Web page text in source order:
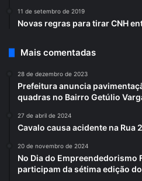
11 de setembro de 2019
Novas regras para tirar CNH
Mais comentadas
28 de dezembro de 2023
Prefeitura anuncia
quadras no Bairro Getúlio
27 de abril de 2024
Cavalo causa acidente na Rua
20 de novembro de 2024
No Dia do Empreendedorismo
participam da sétima edição